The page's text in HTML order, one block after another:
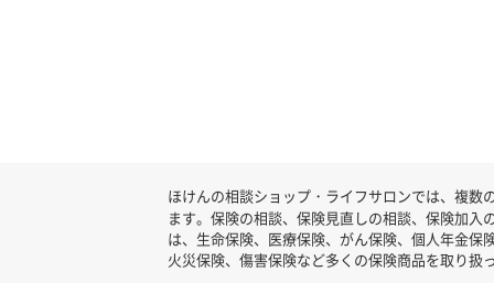
ほけんの相談ショップ・ライフサロンでは、複
ます。保険の相談、保険見直しの相談、保険加
は、生命保険、医療保険、がん保険、個人年金
火災保険、傷害保険など多くの保険商品を取り